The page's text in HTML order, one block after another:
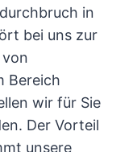
in
bei uns zur
Bereich
wir für Sie
Der Vorteil
unsere